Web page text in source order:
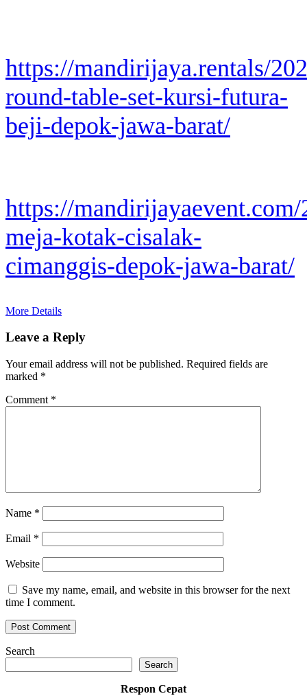
https://mandirijaya.rentals/
round-table-set-kursi-futura-
beji-depok-jawa-barat/
https://
meja-kotak-cisalak-
cimanggis-depok-jawa-barat/
More Details
Leave a Reply
Your email address will not be published. Required fields are
marked *
Comment *
Name *
Email *
Website
Save my name, email, and website in this browser for the next
time I comment.
Search
Search
Respon Cepat